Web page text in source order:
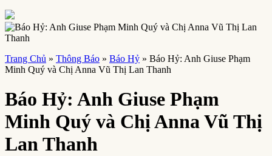
Trang Chủ » Thông Báo » Báo Hỷ » Báo Hỷ: Anh Giuse Phạm
Minh Quý và Chị Anna Vũ Thị Lan Thanh
Báo Hỷ: Anh Giuse Phạm
Minh Quý và Chị Anna Vũ Thị
Lan Thanh